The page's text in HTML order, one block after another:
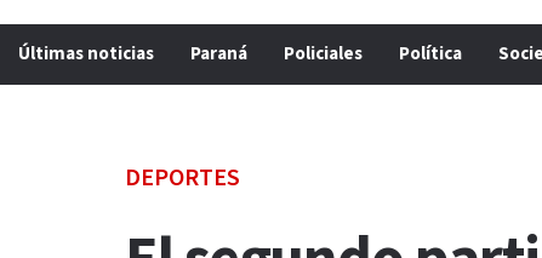
Últimas noticias Paraná Policiales Política
DEPORTES